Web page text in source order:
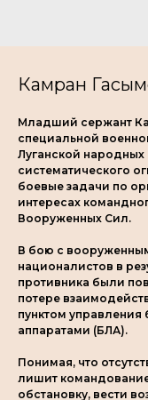
Камран
Младший сержант
специальной
Луганской народных
систематического
боевые задачи по
интересах
Вооруженных Сил.
В бою с
националистов в
противника были
потере
пунктом
аппаратами (БЛА).
Понимая, что
лишит
обстановку, вести